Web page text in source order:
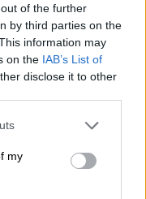
of the further
by third parties on the
information may
on the IAB’s List of
disclose it to other
one or more Google
You may click to
third-party tags to
in below Google
my